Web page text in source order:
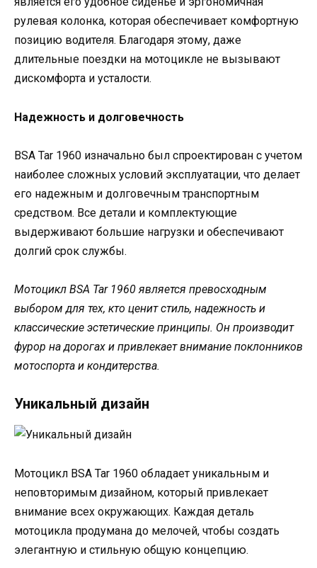
рулевая колонка, которая обеспечивает комфортную
позицию водителя. Благодаря этому, даже
длительные поездки на мотоцикле не вызывают
дискомфорта и усталости.
Надежность и долговечность
BSA Tar 1960 изначально был спроектирован с учетом
наиболее сложных условий эксплуатации, что делает
его надежным и долговечным транспортным
средством. Все детали и комплектующие
выдерживают большие нагрузки и обеспечивают
долгий срок службы.
Мотоцикл BSA Tar 1960 является превосходным
выбором для тех, кто ценит стиль, надежность и
классические эстетические принципы. Он производит
фурор на дорогах и привлекает внимание поклонников
мотоспорта и кондитерства.
Уникальный дизайн
Мотоцикл BSA Tar 1960 обладает уникальным и
неповторимым дизайном, который привлекает
внимание всех окружающих. Каждая деталь
мотоцикла продумана до мелочей, чтобы создать
элегантную и стильную общую концепцию.